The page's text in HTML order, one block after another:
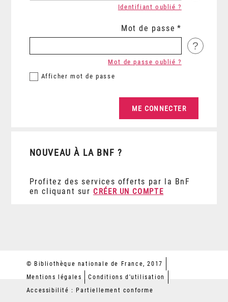
Identifiant oublié ?
Mot de passe
?
Afficher mot de passe
Mot de passe oublié ?
NOUVEAU À LA BNF ?
Profitez des services offerts par la BnF
en cliquant sur CRÉER UN COMPTE
© Bibliothèque nationale de France, 2017
Mentions légales
Conditions d'utilisation
Accessibilité : Partiellement conforme